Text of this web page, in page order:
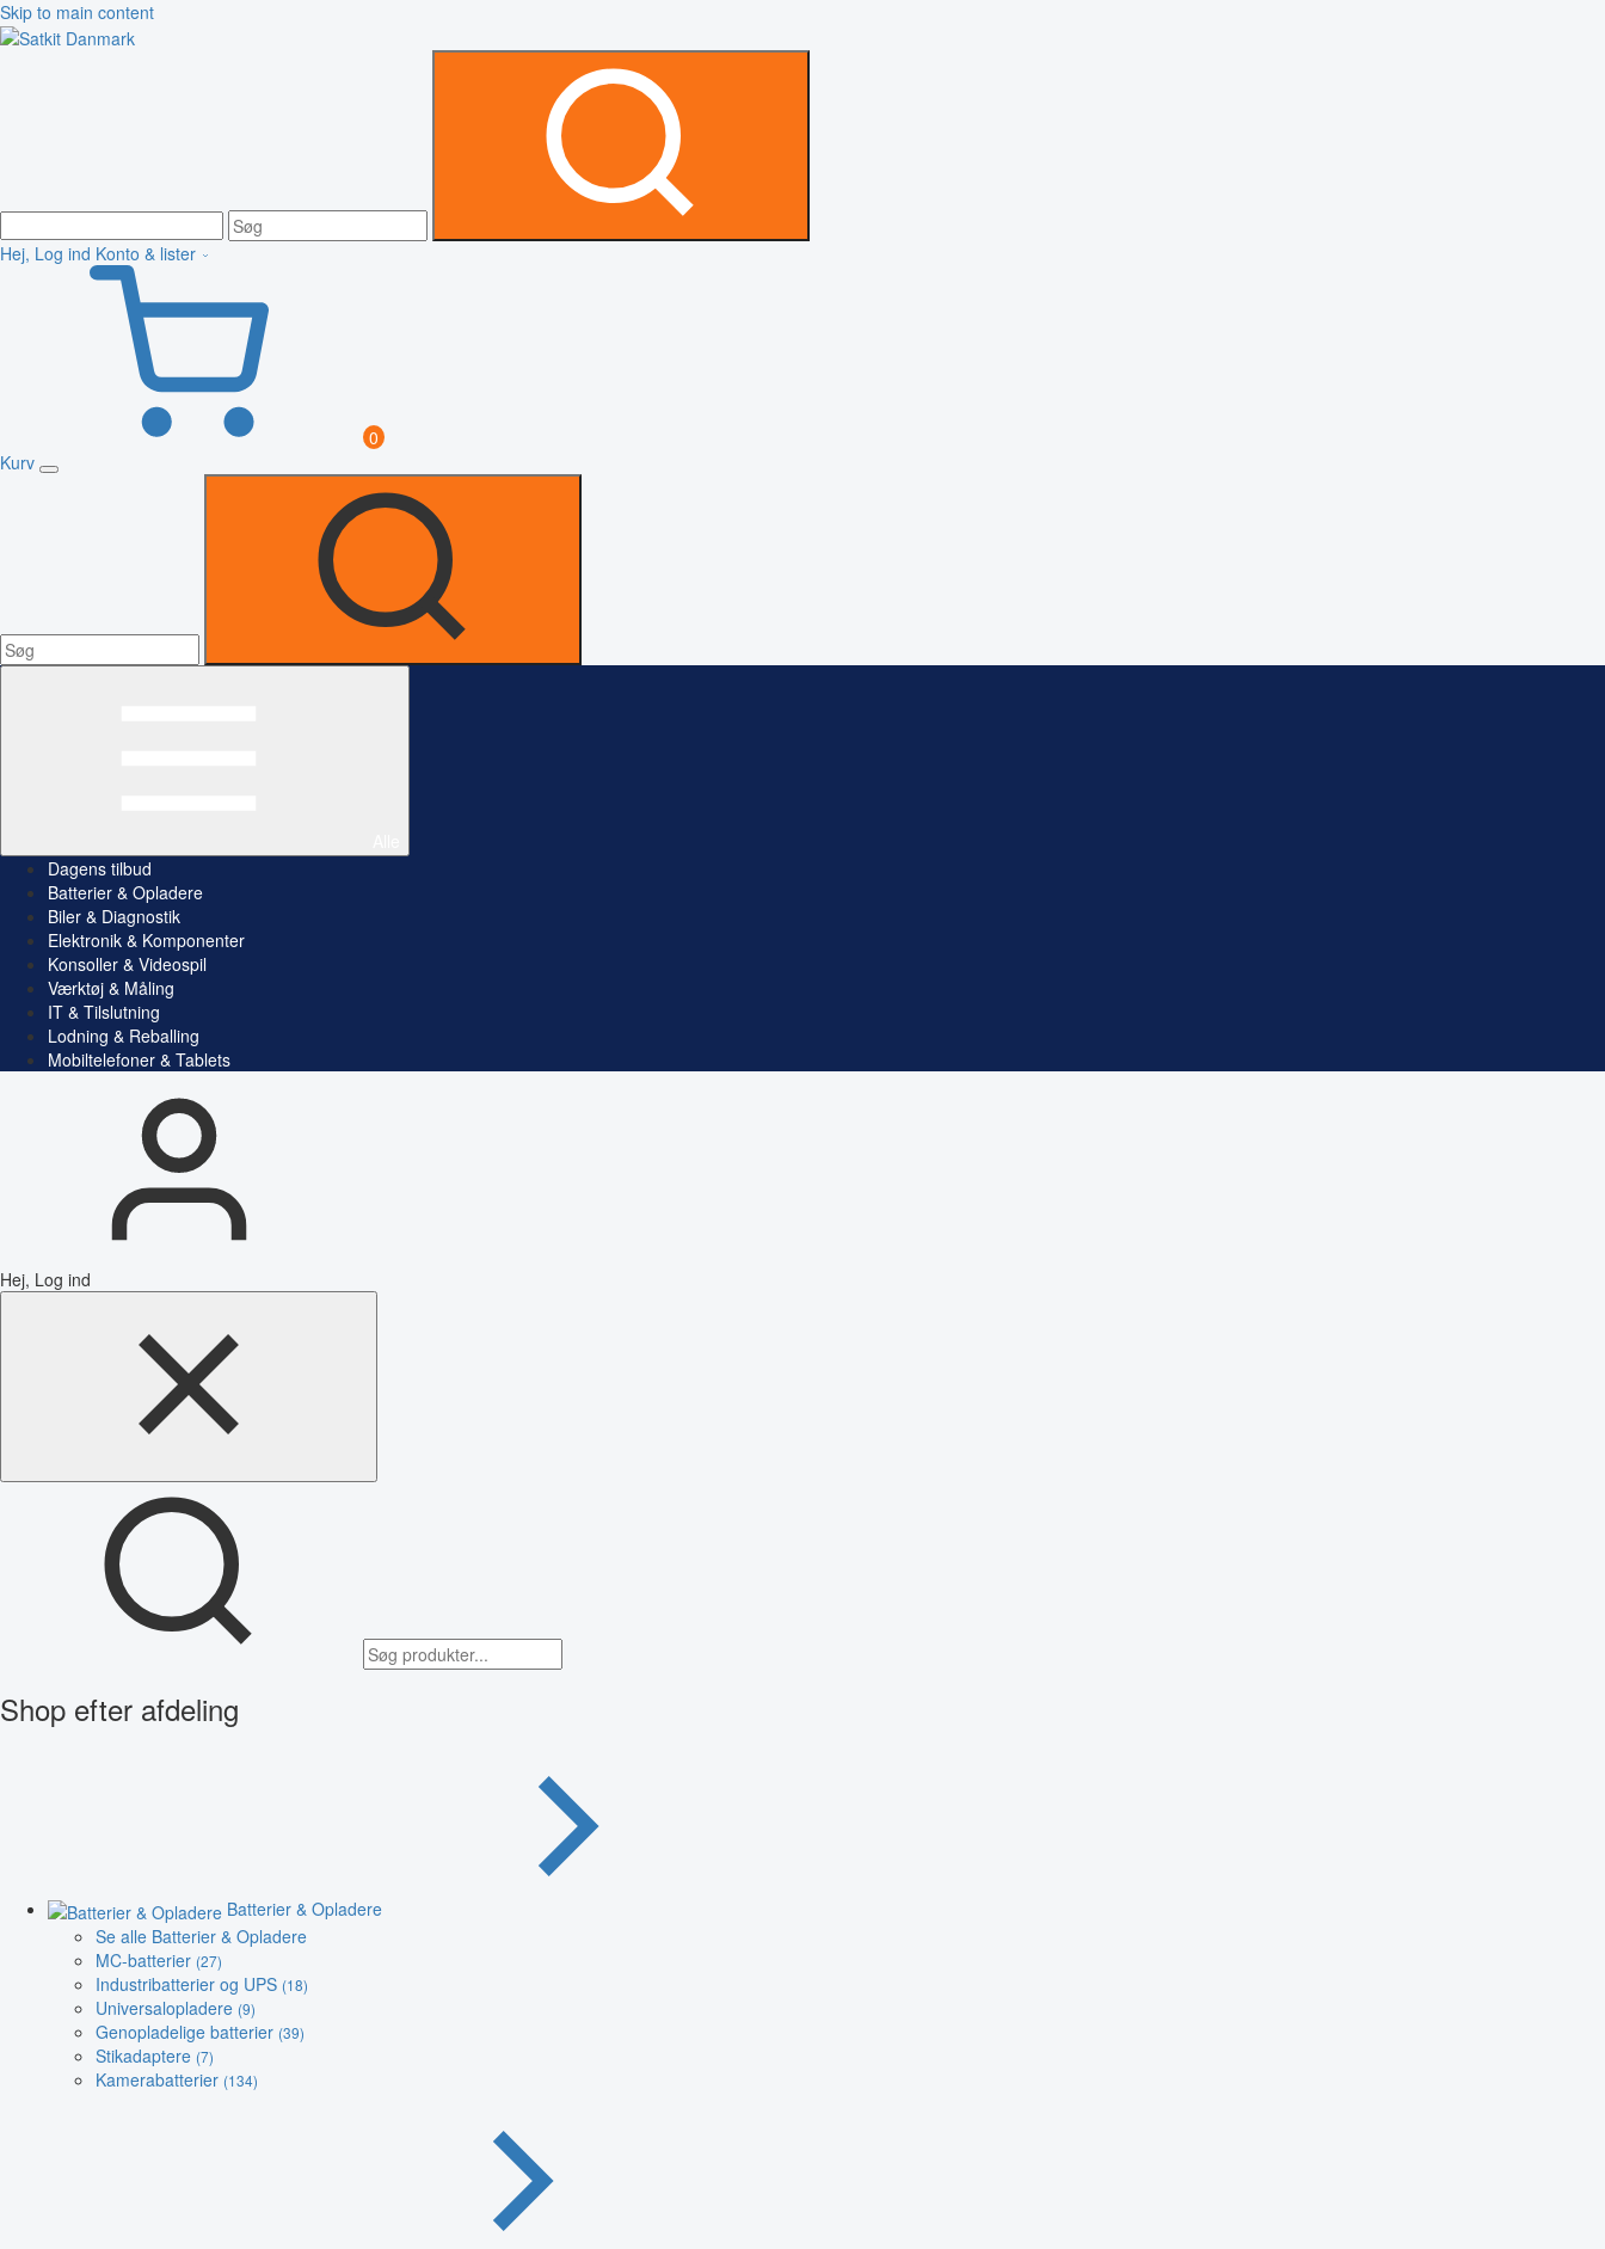
Skip to main content
Hej, Log ind Konto & lister
0
Kurv
Dagens tilbud
Batterier & Opladere
Biler & Diagnostik
Elektronik & Komponenter
Konsoller & Videospil
Værktøj & Måling
IT & Tilslutning
Lodning & Reballing
Mobiltelefoner & Tablets
Hej, Log ind
Shop efter afdeling
Batterier & Opladere
Se alle Batterier & Opladere
MC-batterier (27)
Industribatterier og UPS (18)
Universalopladere (9)
Genopladelige batterier (39)
Stikadaptere (7)
Kamerabatterier (134)